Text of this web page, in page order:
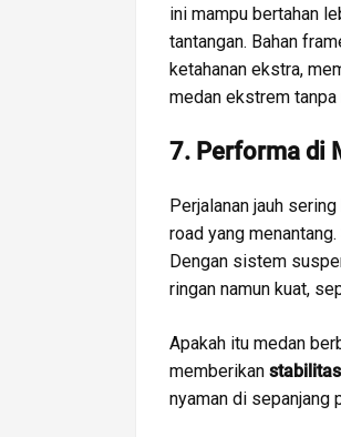
ini mampu bertahan
tantangan. Bahan
ketahanan ekstra,
medan ekstrem
7. Performa di
Perjalanan jauh
road yang
Dengan sistem
ringan namun kuat,
Apakah itu medan
memberikan stabilitas
nyaman di sepanjang